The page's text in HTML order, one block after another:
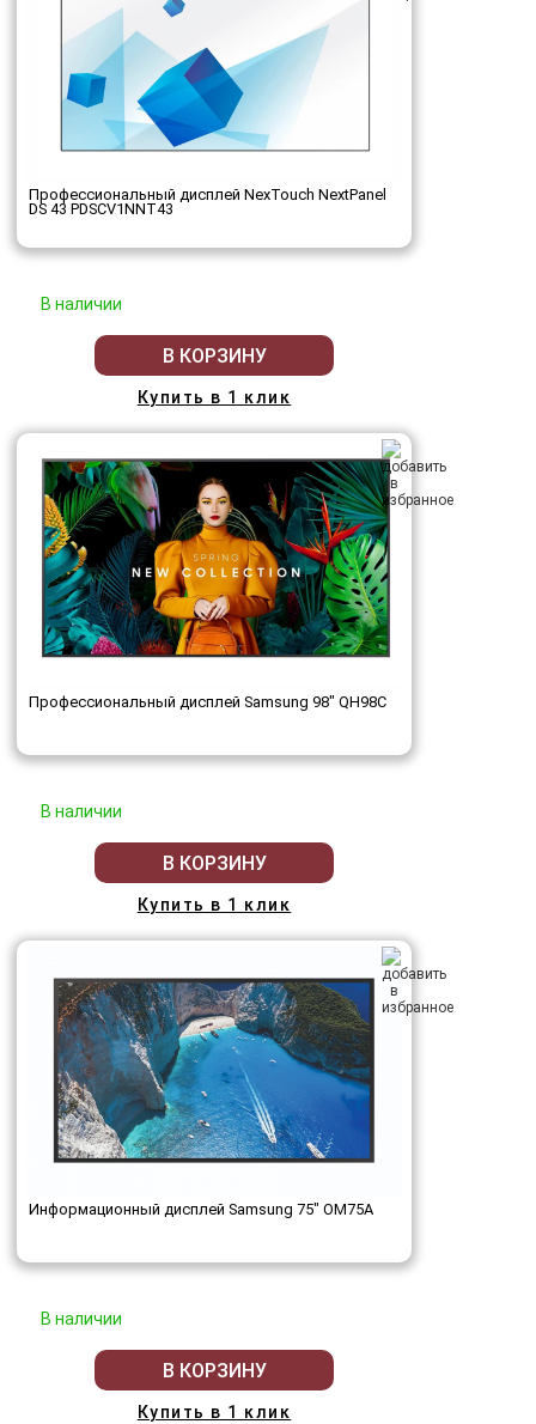
Профессиональный дисплей NexTouch NextPanel
DS 43 PDSCV1NNT43
В наличии
В КОРЗИНУ
Купить в 1 клик
Профессиональный дисплей Samsung 98" QH98C
В наличии
В КОРЗИНУ
Купить в 1 клик
Информационный дисплей Samsung 75" OM75A
В наличии
В КОРЗИНУ
Купить в 1 клик